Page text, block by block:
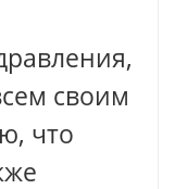
своим
что